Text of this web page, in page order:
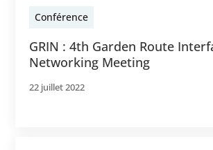
Conférence
GRIN : 4th Garden Route
Networking Meeting
22 juillet 2022